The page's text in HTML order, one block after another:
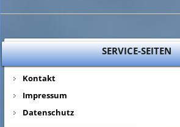
SERVICE-SEITEN
Kontakt
Impressum
Datenschutz